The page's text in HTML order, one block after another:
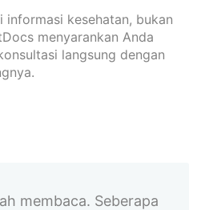
kesehatan, bukan
menyarankan Anda
langsung dengan
membaca. Seberapa